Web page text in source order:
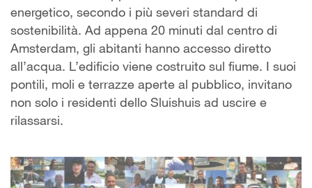
energetico, secondo i più severi standard di
sostenibilità. Ad appena 20 minuti dal centro di
Amsterdam, gli abitanti hanno accesso diretto
all’acqua. L’edificio viene costruito sul fiume. I suoi
pontili, moli e terrazze aperte al pubblico, invitano
non solo i residenti dello Sluishuis ad uscire e
rilassarsi.